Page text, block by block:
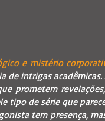
e mistério
de intrigas
prometem
tipo de série que
tem presença,